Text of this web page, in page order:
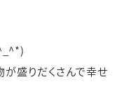
盛りだくさんで幸せ